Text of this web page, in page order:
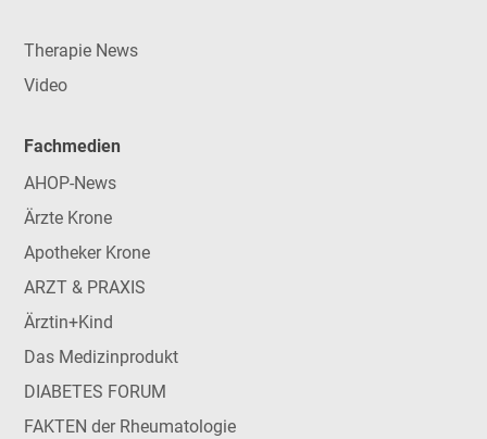
Therapie News
Video
Fachmedien
AHOP-News
Ärzte Krone
Apotheker Krone
ARZT & PRAXIS
Ärztin+Kind
Das Medizinprodukt
DIABETES FORUM
FAKTEN der Rheumatologie